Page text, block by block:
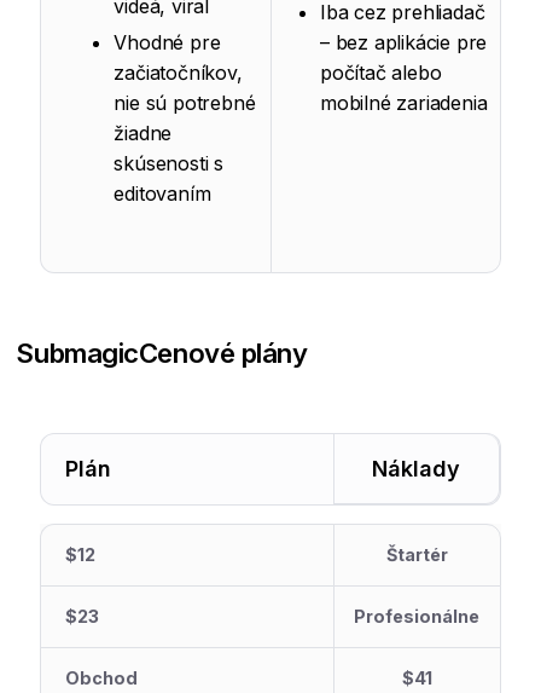
videá, viral
Vhodné pre
začiatočníkov,
nie sú potrebné
žiadne
skúsenosti s
editovaním
Iba cez prehliadač
– bez aplikácie pre
počítač alebo
mobilné zariadenia
SubmagicCenové plány
Plán Náklady
$12 Štartér
$23 Profesionálne
Obchod $41